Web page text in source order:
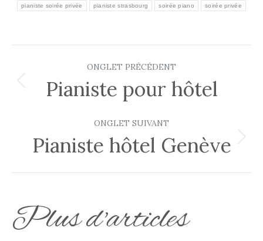
pianiste soirée privée pianiste strasbourg soirée piano soirée privée
Navigation
commentaire
ONGLET PRÉCÉDENT
Onglet
Pianiste pour hôtel
ONGLET SUIVANT
Onglet
Pianiste hôtel Genève
Plus d'articles